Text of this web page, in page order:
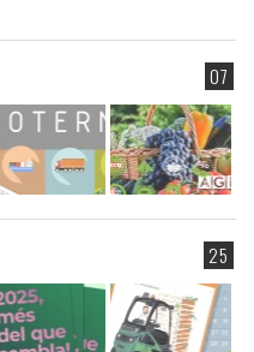
07
25